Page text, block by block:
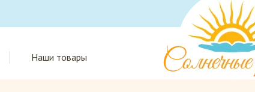
Наши товары